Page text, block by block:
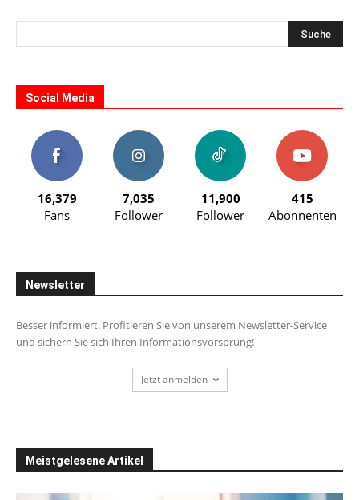
Social Media
16,379
Fans
7,035
Follower
11,900
Follower
415
Abonnenten
Newsletter
Besser informiert. Profitieren Sie von unserem Newsletter-Service
und sichern Sie sich Ihren Informationsvorsprung!
Jetzt anmelden
Meistgelesene Artikel